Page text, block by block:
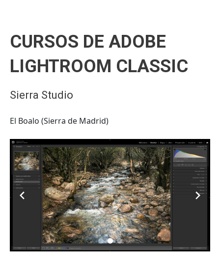
CURSOS DE ADOBE
LIGHTROOM CLASSIC
Sierra Studio
El Boalo (Sierra de Madrid)